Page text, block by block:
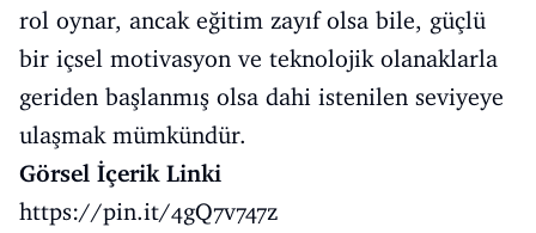
rol oynar, ancak eğitim zayıf olsa bile, güçlü
bir içsel motivasyon ve teknolojik olanaklarla
geriden başlanmış olsa dahi istenilen seviyeye
ulaşmak mümkündür.
Görsel İçerik Linki
https://pin.it/4gQ7v747z